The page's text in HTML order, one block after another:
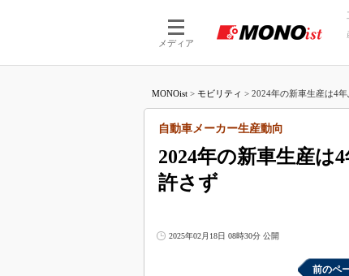
メディア
つながる工
AI×
MONOist > モビリティ > 2024年の新車生産は4年
2024年の新車生産は
許さず
自動車メーカー生産動向
2025年02月18日 08時30分 公開
前のペ